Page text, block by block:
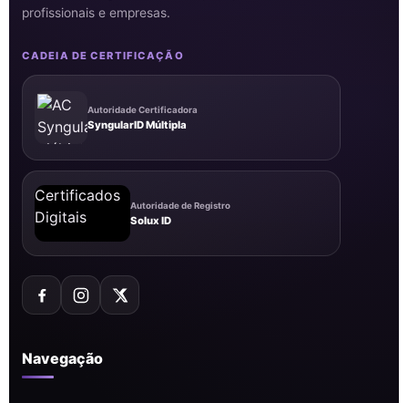
profissionais e empresas.
CADEIA DE CERTIFICAÇÃO
Autoridade Certificadora
SyngularID Múltipla
Autoridade de Registro
Solux ID
Navegação